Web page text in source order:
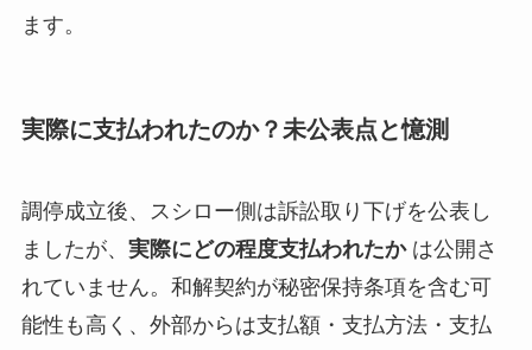
ます。
実際に支払われたのか？未公表点と憶測
調停成立後、スシロー側は訴訟取り下げを公表し
ましたが、 実際にどの程度支払われたかは公開さ
れていません。和解契約が秘密保持条項を含む可
能性も高く、外部からは支払額・支払方法・支払